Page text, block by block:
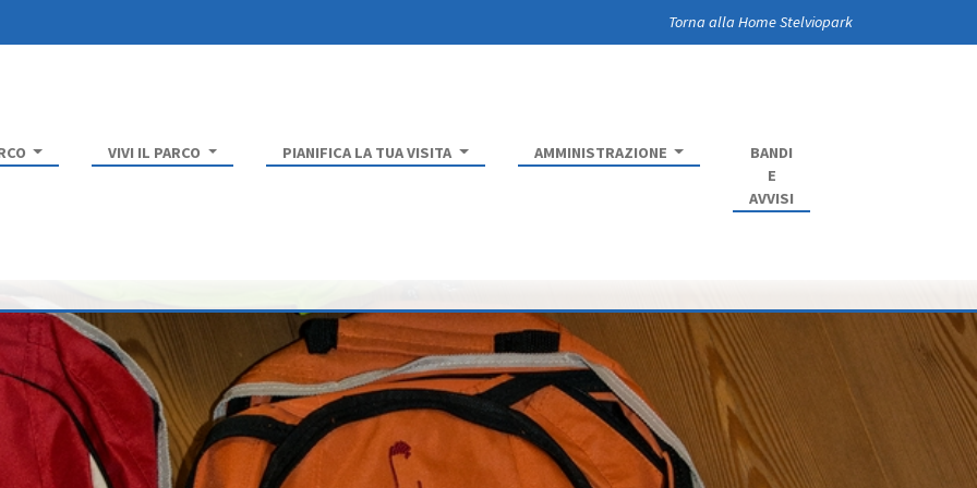
Torna alla Home Stelviopark
VIVI IL PARCO PIANIFICA LA TUA VISITA AMMINISTRAZIONE
BANDI
E
AVVISI